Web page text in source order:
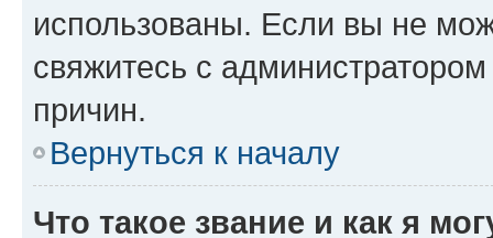
использованы. Если вы не
свяжитесь с
причин.
Вернуться к началу
Что такое звание и как я